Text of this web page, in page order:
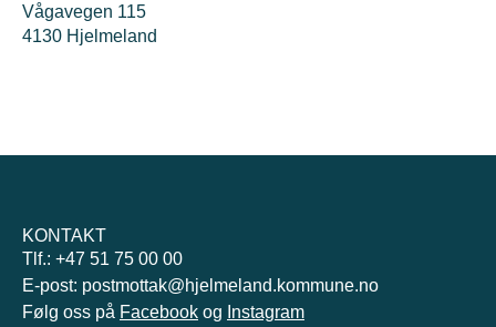
Vågavegen 115
4130 Hjelmeland
KONTAKT
Tlf.: +47 51 75 00 00
E-post: postmottak@hjelmeland.kommune.no
Følg oss på Facebook og Instagram